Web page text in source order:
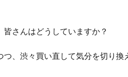
さんはどうしていますか？
つ、渋々買い直して気分を切り